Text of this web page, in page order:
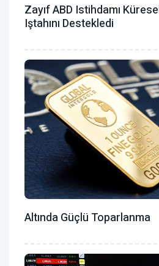
Zayıf ABD Istihdamı
Iştahını Destekledi
Altında Güçlü Toparlanma